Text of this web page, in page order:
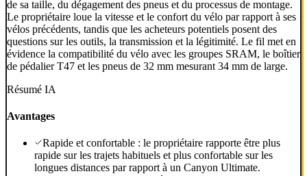
de sa taille, du dégagement des pneus et du processus de montage.
Le propriétaire loue la vitesse et le confort du vélo par rapport à ses
vélos précédents, tandis que les acheteurs potentiels posent des
questions sur les outils, la transmission et la légitimité. Le fil met en
évidence la compatibilité du vélo avec les groupes SRAM, le boîtier
de pédalier T47 et les pneus de 32 mm mesurant 34 mm de large.
Résumé IA
Avantages
Rapide et confortable : le propriétaire rapporte être plus
rapide sur les trajets habituels et plus confortable sur les
longues distances par rapport à un Canyon Ultimate.